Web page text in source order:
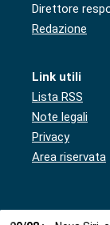
Direttore
Redazione
Link utili
Lista RSS
Note legali
Privacy
Area riservata